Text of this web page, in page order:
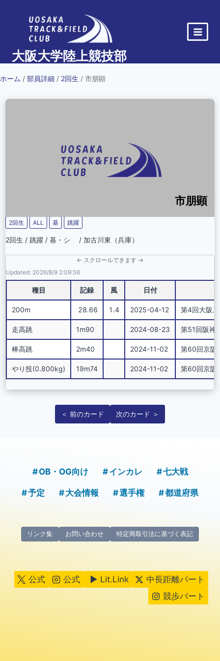
大阪大学陸上競技部
ホーム / 部員詳細 / 2回生 / 市朋顕
市朋顕
2回生 ALL 基 跳躍
2回生 / 跳躍 / 基・シ / 加古川東（兵庫）
← スクロールできます →
Updated: 2026/8/9 2:09:36
種目 記録 風 日付
200m 28.66 1.4 2025-04-12 第4回大阪
走高跳 1m90 2024-08-23 第51回阪神
棒高跳 2m40 2024-11-02 第60回京阪
やり投(0.800kg) 19m74 2024-11-02 第60回京阪
＜ 前のカード 次のカード ＞
OB・OG向け インカレ 七大戦
予定 大会情報 選手権 都道府県
リンク集 お問い合わせ 特定商取引法に基づく表記
公式 公式 ▶ Lit.Link
中長距離パート
競歩パート